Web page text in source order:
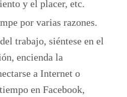
y el placer, etc.
por varias razones.
trabajo, siéntese en el
encienda la
a Internet o
en Facebook,